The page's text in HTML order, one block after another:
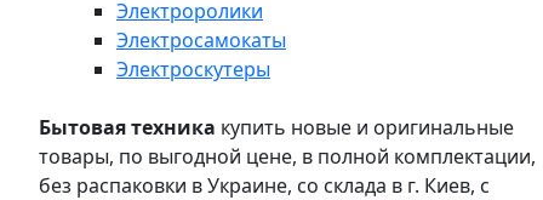
Электроролики
Электросамокаты
Электроскутеры
Бытовая техника купить новые и оригинальные
товары, по выгодной цене, в полной комплектации,
без распаковки в Украине, со склада в г. Киев, с